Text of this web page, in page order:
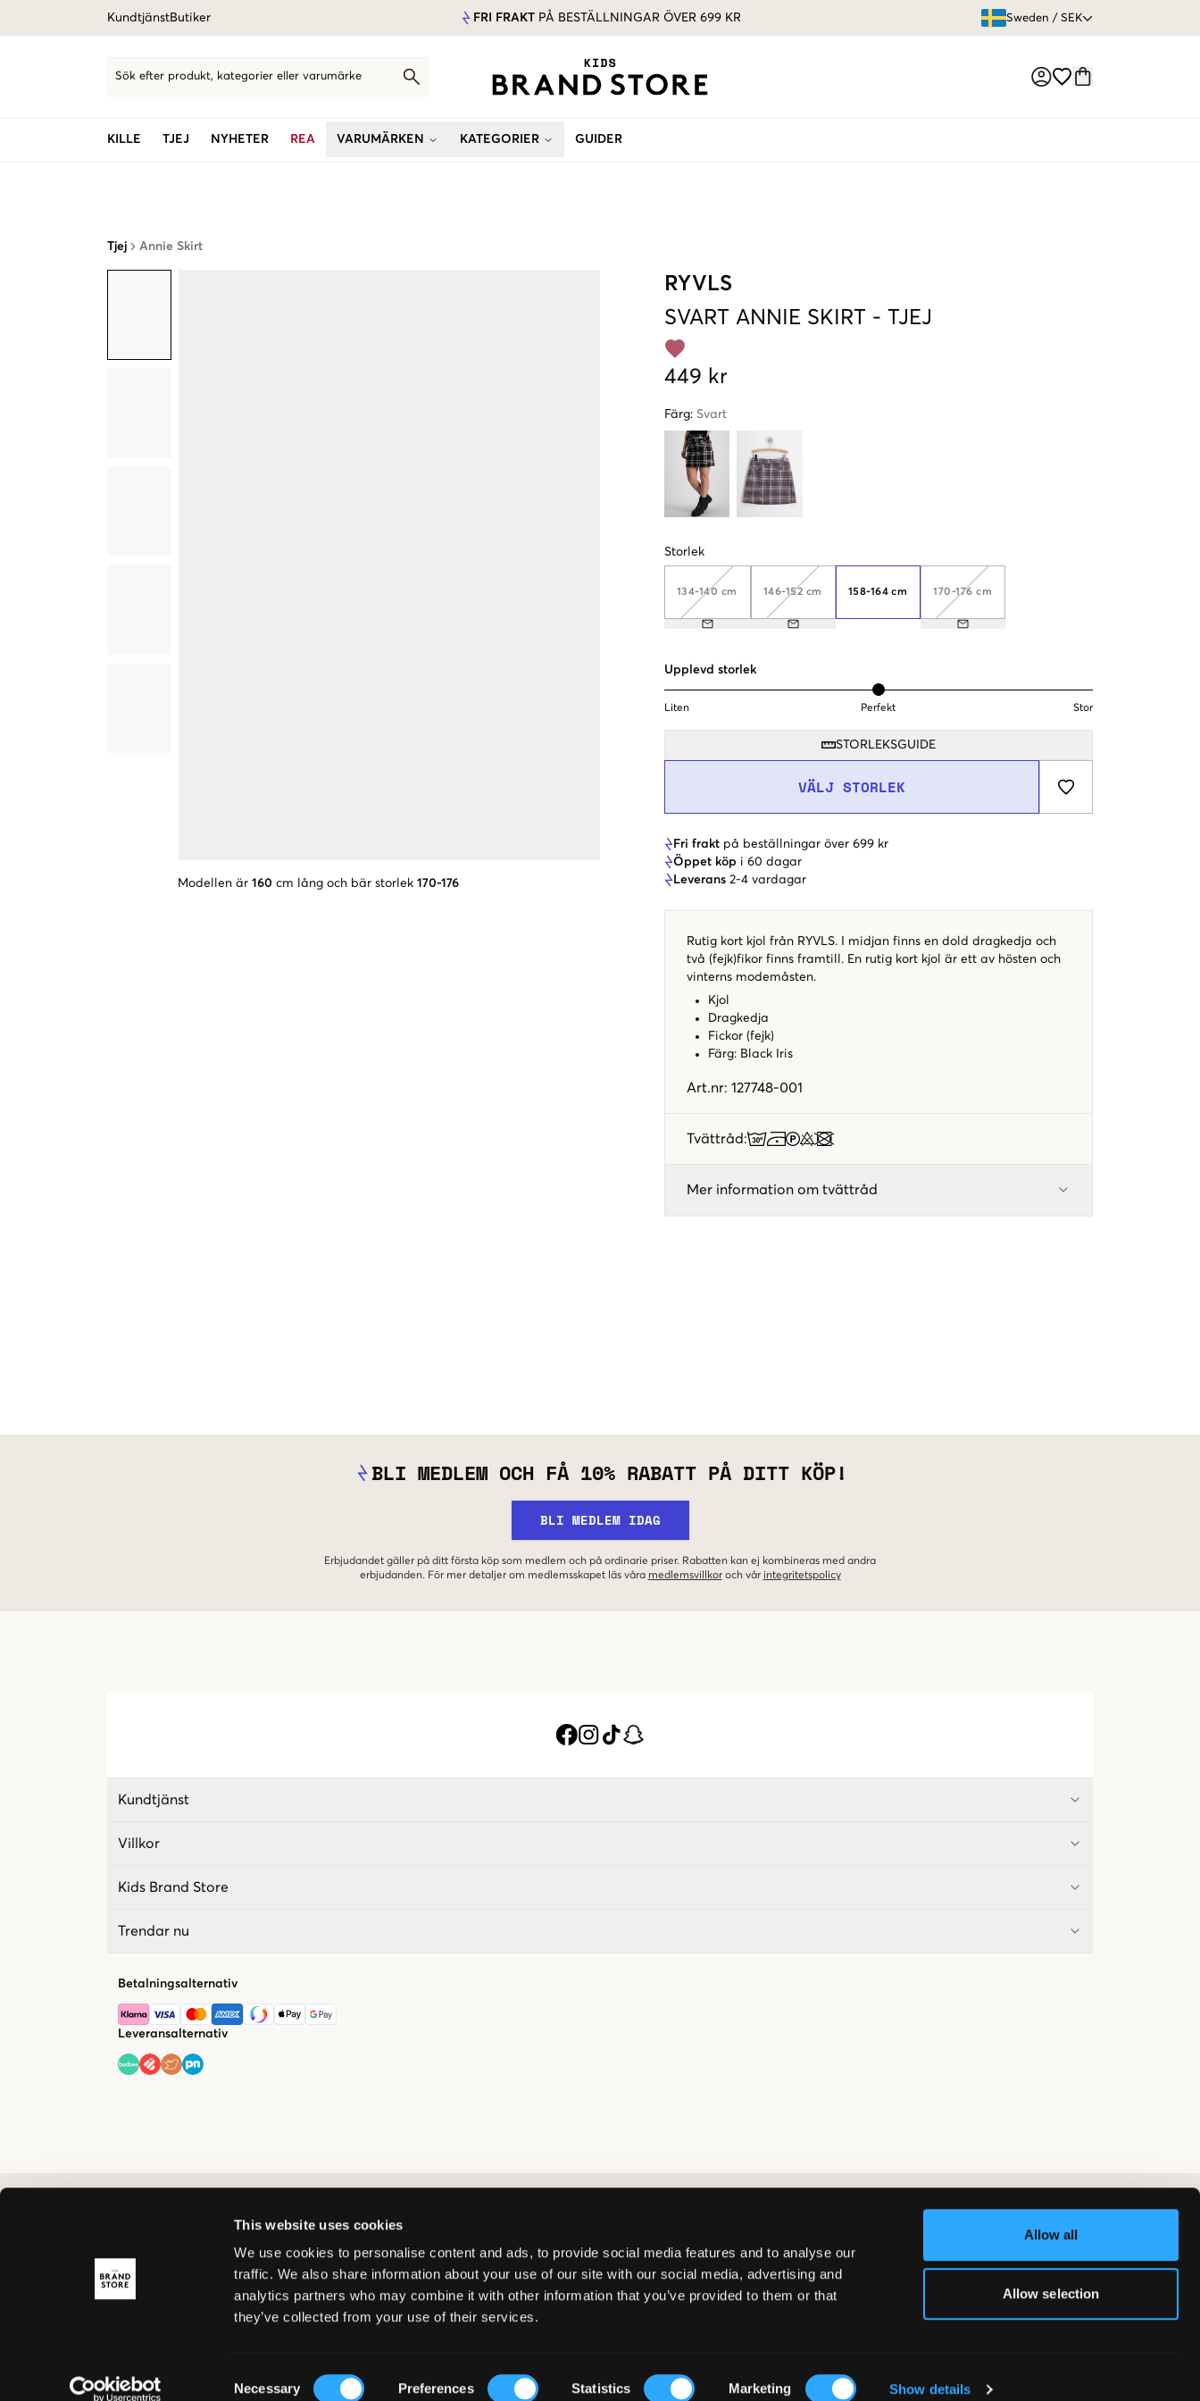
This website uses cookies
We use cookies to personalise content and ads, to provide social media features and to analyse our
traffic. We also share information about your use of our site with our social media, advertising and
analytics partners who may combine it with other information that you’ve provided to them or that
they’ve collected from your use of their services.
Necessary Preferences Statistics Marketing Show details
Allow all
Allow selection
KundtjänstButiker FRI FRAKT PÅ BESTÄLLNINGAR ÖVER 699 KR Sweden / SEK
Sök efter produkt, kategorier eller varumärke
KILLE TJEJ NYHETER REA VARUMÄRKEN KATEGORIER GUIDER
Tjej Annie Skirt
Modellen är 160 cm lång och bär storlek 170-176
RYVLS
SVART ANNIE SKIRT - TJEJ
449 kr
Färg: Svart
Storlek
134-140 cm 146-152 cm 158-164 cm 170-176 cm
Upplevd storlek
Liten Perfekt Stor
STORLEKSGUIDE
VÄLJ STORLEK
Fri frakt på beställningar över 699 kr
Öppet köp i 60 dagar
Leverans 2-4 vardagar
Rutig kort kjol från RYVLS. I midjan finns en dold dragkedja och
två (fejk)fikor finns framtill. En rutig kort kjol är ett av hösten och
vinterns modemåsten.
Kjol
Dragkedja
Fickor (fejk)
Färg: Black Iris
Art.nr: 127748-001
Tvättråd:
Mer information om tvättråd
BLI MEDLEM OCH FÅ 10% RABATT PÅ DITT KÖP!
BLI MEDLEM IDAG
Erbjudandet gäller på ditt första köp som medlem och på ordinarie priser. Rabatten kan ej kombineras med andra
erbjudanden. För mer detaljer om medlemsskapet läs våra medlemsvillkor och vår integritetspolicy
Kundtjänst
Villkor
Kids Brand Store
Trendar nu
Betalningsalternativ
Leveransalternativ
© Copyright 2026 Kids Brand Store AB